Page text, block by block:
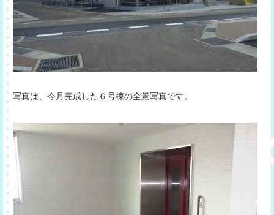
写真は、今月完成した６号棟の全景写真です。